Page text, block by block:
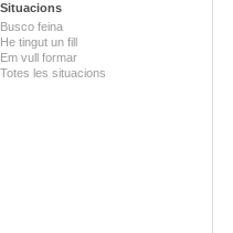
Situacions
Busco feina
He tingut un fill
Em vull formar
Totes les situacions